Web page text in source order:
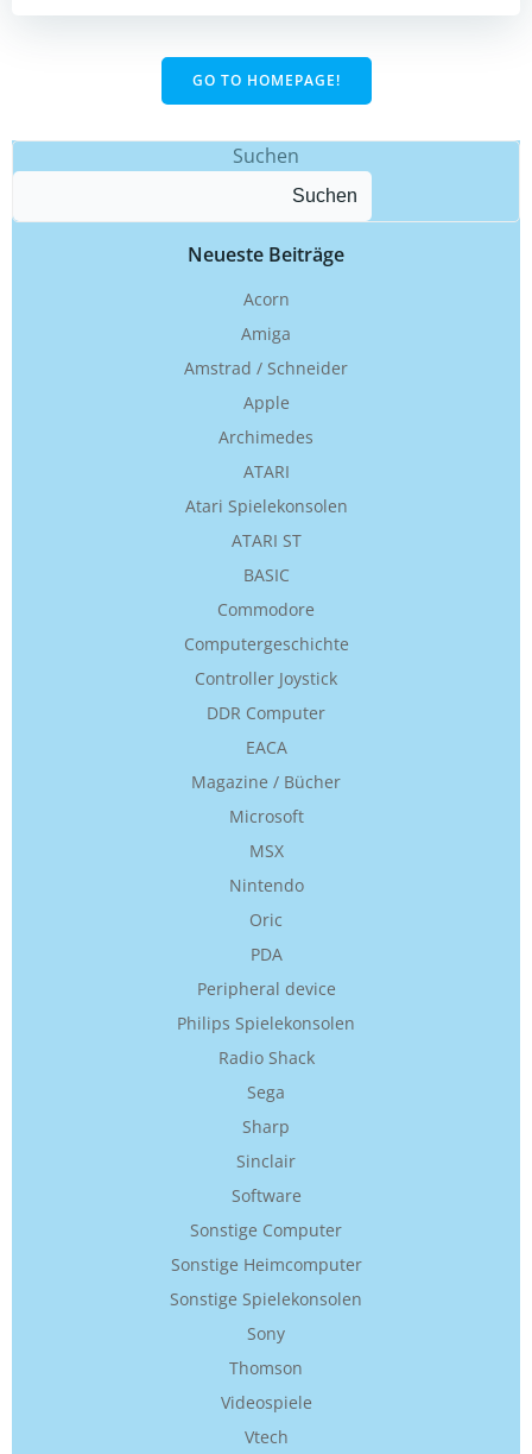
GO TO HOMEPAGE!
Suchen
Suchen
Neueste Beiträge
Acorn
Amiga
Amstrad / Schneider
Apple
Archimedes
ATARI
Atari Spielekonsolen
ATARI ST
BASIC
Commodore
Computergeschichte
Controller Joystick
DDR Computer
EACA
Magazine / Bücher
Microsoft
MSX
Nintendo
Oric
PDA
Peripheral device
Philips Spielekonsolen
Radio Shack
Sega
Sharp
Sinclair
Software
Sonstige Computer
Sonstige Heimcomputer
Sonstige Spielekonsolen
Sony
Thomson
Videospiele
Vtech